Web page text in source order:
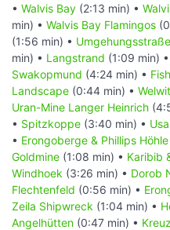
• Walvis Bay (2:13 min) •
min) • Walvis Bay Flamingos
(1:56 min) • Umgehungsstraße
min) • Langstrand (1:09 min) •
Swakopmund (4:24 min) •
Landscape (0:44 min) •
Uran-Mine Langer Heinrich
• Spitzkoppe (3:40 min) •
• Erongoberge & Phillips Höhle
Goldmine (1:08 min) • Karibib
Windhoek (3:26 min) • Dorob
Flechtenfeld (0:56 min) •
Zeila Shipwreck (1:04 min) •
Angelhütten (0:47 min) •